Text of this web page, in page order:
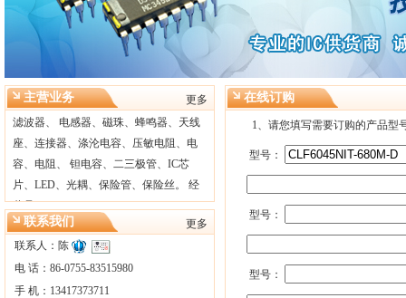
主营业务
更多
滤波器、 电感器、磁珠、蜂鸣器、天线
座、连接器、涤沦电容、压敏电阻、电
容、电阻、 钽电容、二三极管、IC芯
片、LED、光耦、保险管、保险丝。 经
营品…
联系我们
更多
联系人：陈
电 话：86-0755-83515980
手 机：13417373711
在线订购
1、请您填写需要订购的产品型
型号：
型号：
型号：